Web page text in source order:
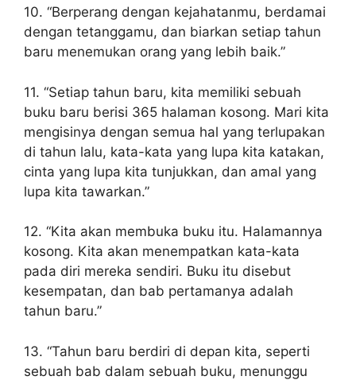
10. “Berperang dengan kejahatanmu, berdamai
dengan tetanggamu, dan biarkan setiap tahun
baru menemukan orang yang lebih baik.”
11. “Setiap tahun baru, kita memiliki sebuah
buku baru berisi 365 halaman kosong. Mari kita
mengisinya dengan semua hal yang terlupakan
di tahun lalu, kata-kata yang lupa kita katakan,
cinta yang lupa kita tunjukkan, dan amal yang
lupa kita tawarkan.”
12. “Kita akan membuka buku itu. Halamannya
kosong. Kita akan menempatkan kata-kata
pada diri mereka sendiri. Buku itu disebut
kesempatan, dan bab pertamanya adalah
tahun baru.”
13. “Tahun baru berdiri di depan kita, seperti
sebuah bab dalam sebuah buku, menunggu